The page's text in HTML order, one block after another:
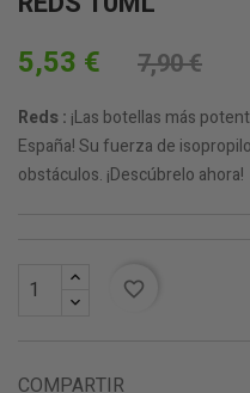
5,53 € 7,90 €
Reds : ¡Las botellas más
España! Su fuerza de
obstáculos. ¡Descúbrelo ahora!
favorite_border
COMPARTIR